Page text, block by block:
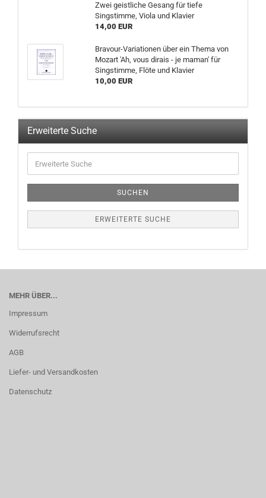
Zwei geistliche Gesang für tiefe
Singstimme, Viola und Klavier
14,00 EUR
Bravour-Variationen über ein Thema von
Mozart 'Ah, vous dirais - je maman' für
Singstimme, Flöte und Klavier
10,00 EUR
Erweiterte Suche
SUCHEN
ERWEITERTE SUCHE
MEHR ÜBER...
Impressum
Widerrufsrecht
AGB
Liefer- und Versandkosten
Datenschutz